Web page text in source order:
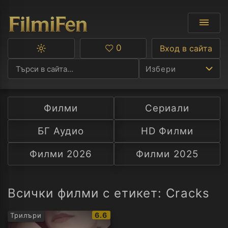
Избери
Ф
С
А
Превключване
тъмна
тема
Любими
0 Вход в сайта
Филми
Сериали
БГ Аудио
HD Филми
Филми 2026
Филми 2025
Всички филми с етикет: Cracks
Трилъри
IMDb
рейтинг:
6.6